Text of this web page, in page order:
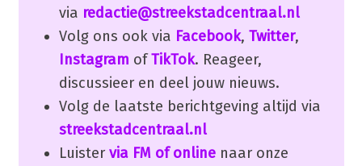
via redactie@streekstadcentraal.nl
Volg ons ook via Facebook, Twitter,
Instagram ofTikTok. Reageer,
discussieer en deel jouw nieuws.
Volg de laatste berichtgeving altijd via
streekstadcentraal.nl
Luister via FM of onlinenaar onze